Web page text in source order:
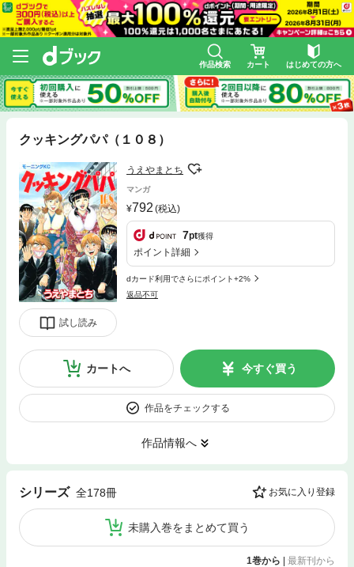
作品検索 カート はじめての方へ
クッキングパパ（１０８）
試し読み
うえやまとち
マンガ
792 (税込)
7pt獲得
ポイント詳細
dカード利用でさらにポイント+2%
返品不可
カートへ 今すぐ買う
作品をチェックする
作品情報へ
シリーズ 全178冊 お気に入り登録
未購入巻をまとめて買う
1巻から | 最新刊から